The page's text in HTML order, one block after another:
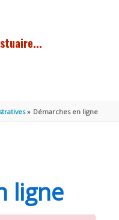
Démarches en ligne
ligne